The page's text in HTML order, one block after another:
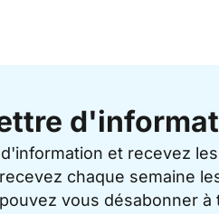
et recevez
chaque semaine
vous désabonner